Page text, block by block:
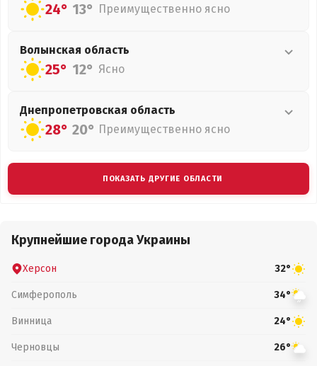
24° 13° Преимущественно ясно
Волынская область
25° 12° Ясно
Днепропетровская область
28° 20° Преимущественно ясно
ПОКАЗАТЬ ДРУГИЕ ОБЛАСТИ
Крупнейшие города Украины
Херсон 32°
Симферополь 34°
Винница 24°
Черновцы 26°